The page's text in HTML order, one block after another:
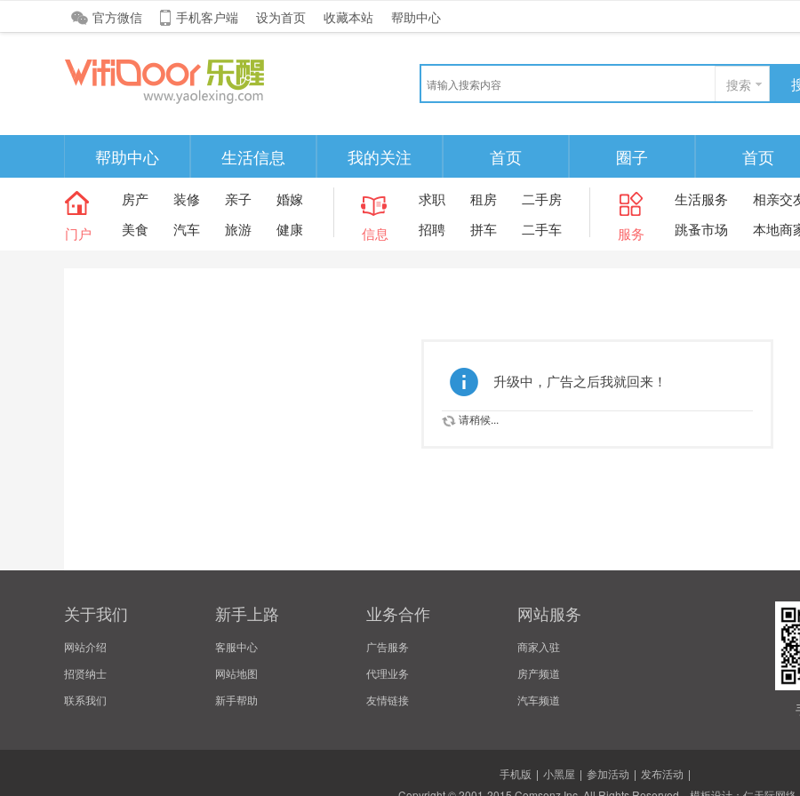
官方微信 手机客户端 设为首页 收藏本站 帮助中心
搜索
帮助中心 生活信息 我的关注 首页 圈子 首页
门户
房产 装修 亲子
婚嫁
美食
汽车 旅游 健康 信息
求职 租房
二手房
招聘
拼车 二手车 服务
生活服务
相亲交
跳蚤市场
本地商
升级中，广告之后我就回来！
请稍候...
关于我们
网站介绍
招贤纳士
联系我们
新手上路
客服中心
网站地图
新手帮助
业务合作
广告服务
代理业务
友情链接
网站服务
商家入驻
房产频道
汽车频道
手机版 | 小黑屋 | 参加活动 | 发布活动 |